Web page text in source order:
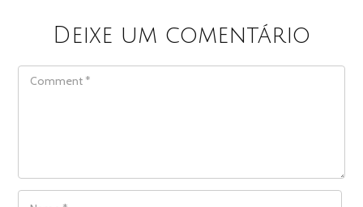
Deixe um comentário
COMMENT
NAME